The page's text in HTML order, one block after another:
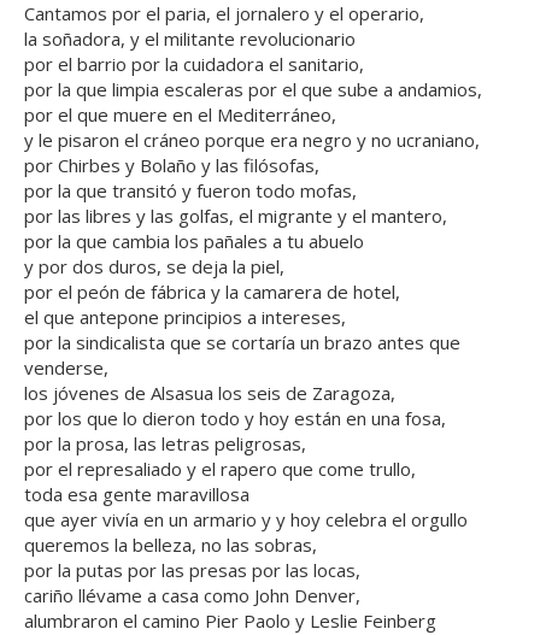
Cantamos por el paria, el jornalero y el operario,
la soñadora, y el militante revolucionario
por el barrio por la cuidadora el sanitario,
por la que limpia escaleras por el que sube a andamios,
por el que muere en el Mediterráneo,
y le pisaron el cráneo porque era negro y no ucraniano,
por Chirbes y Bolaño y las filósofas,
por la que transitó y fueron todo mofas,
por las libres y las golfas, el migrante y el mantero,
por la que cambia los pañales a tu abuelo
y por dos duros, se deja la piel,
por el peón de fábrica y la camarera de hotel,
el que antepone principios a intereses,
por la sindicalista que se cortaría un brazo antes que
venderse,
los jóvenes de Alsasua los seis de Zaragoza,
por los que lo dieron todo y hoy están en una fosa,
por la prosa, las letras peligrosas,
por el represaliado y el rapero que come trullo,
toda esa gente maravillosa
que ayer vivía en un armario y y hoy celebra el orgullo
queremos la belleza, no las sobras,
por la putas por las presas por las locas,
cariño llévame a casa como John Denver,
alumbraron el camino Pier Paolo y Leslie Feinberg